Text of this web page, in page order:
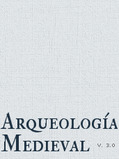
Arqueología
Medieval